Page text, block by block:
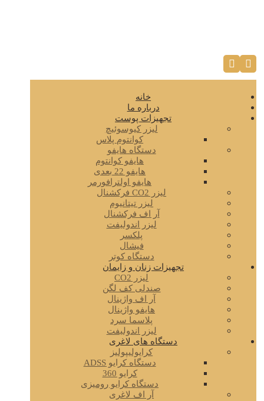
خانه
درباره ما
تجهیزات پوست
لیزر کیوسوئیچ
کوانتوم پلاس
دستگاه هایفو
هایفو کوانتوم
هایفو 22 بعدی
هایفو اولترافورمر
لیزر CO2 فرکشنال
لیزر تیتانیوم
آر اف فرکشنال
لیزر اندولیفت
پلکسر
فیشال
دستگاه کوتر
تجهیزات زنان و زایمان
لیزر CO2
صندلی کف لگن
آر اف واژینال
هایفو واژینال
پلاسما سرد
لیزر اندولیفت
دستگاه های لاغری
کرایولیپولیز
دستگاه کرایو ADSS
کرایو 360
دستگاه کرایو رومیزی
آر اف لاغری